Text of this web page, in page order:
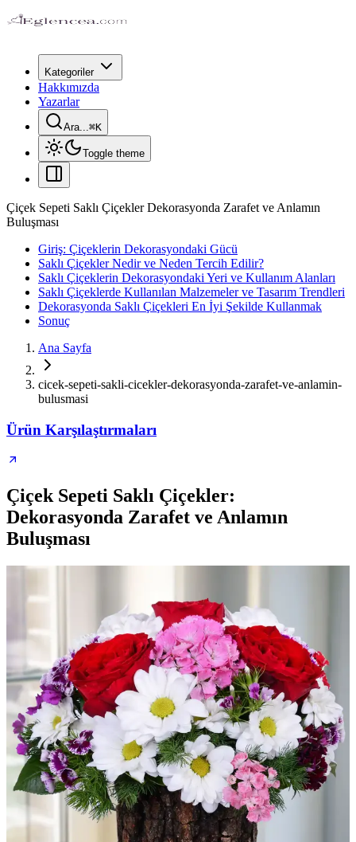
Kategoriler
Hakkımızda
Yazarlar
Ara...⌘K
Toggle theme
Çiçek Sepeti Saklı Çiçekler Dekorasyonda Zarafet ve Anlamın
Buluşması
Giriş: Çiçeklerin Dekorasyondaki Gücü
Saklı Çiçekler Nedir ve Neden Tercih Edilir?
Saklı Çiçeklerin Dekorasyondaki Yeri ve Kullanım Alanları
Saklı Çiçeklerde Kullanılan Malzemeler ve Tasarım Trendleri
Dekorasyonda Saklı Çiçekleri En İyi Şekilde Kullanmak
Sonuç
Ana Sayfa
cicek-sepeti-sakli-cicekler-dekorasyonda-zarafet-ve-anlamin-
bulusmasi
Ürün Karşılaştırmaları
Çiçek Sepeti Saklı Çiçekler:
Dekorasyonda Zarafet ve Anlamın
Buluşması